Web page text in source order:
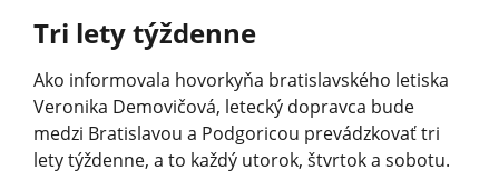
Tri lety týždenne
Ako informovala hovorkyňa bratislavského letiska
Veronika Demovičová, letecký dopravca bude
medzi Bratislavou a Podgoricou prevádzkovať tri
lety týždenne, a to každý utorok, štvrtok a sobotu.